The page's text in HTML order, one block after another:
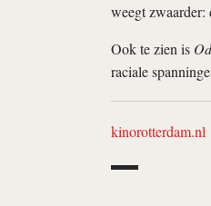
weegt zwaarder:
Ook te zien is
raciale
kinorotterdam.nl